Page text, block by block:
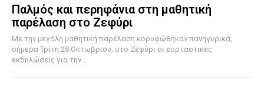
Παλμός και περηφάνια στη μαθητική
παρέλαση στο Ζεφύρι
Με την μεγάλη μαθητική παρέλαση κορυφώθηκαν πανηγυρικά,
σήμερα Τρίτη 28 Οκτωβρίου, στο Ζεφύρι οι εορταστικές
εκδηλώσεις για την...